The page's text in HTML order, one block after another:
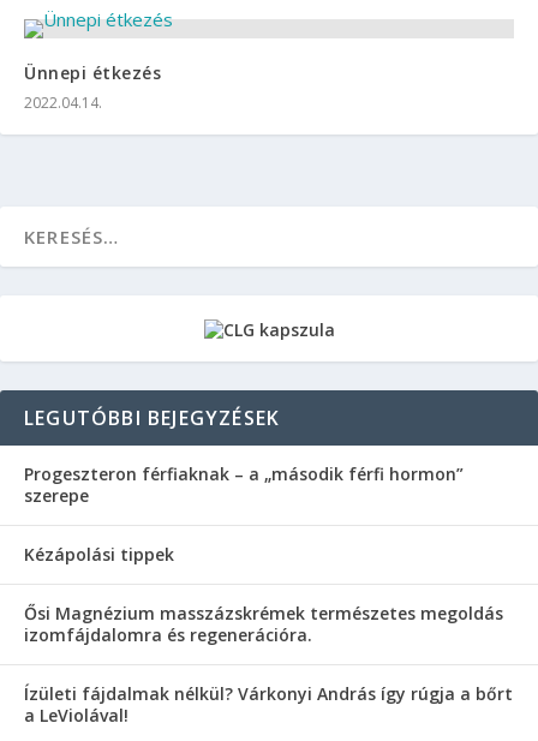
Ünnepi étkezés
2022.04.14.
LEGUTÓBBI BEJEGYZÉSEK
Progeszteron férfiaknak – a „második férfi hormon”
szerepe
Kézápolási tippek
Ősi Magnézium masszázskrémek természetes megoldás
izomfájdalomra és regenerációra.
Ízületi fájdalmak nélkül? Várkonyi András így rúgja a bőrt
a LeViolával!